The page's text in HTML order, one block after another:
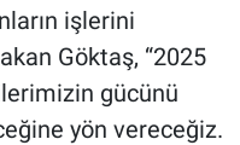
işlerini
Göktaş, “2025
gücünü
yön vereceğiz.